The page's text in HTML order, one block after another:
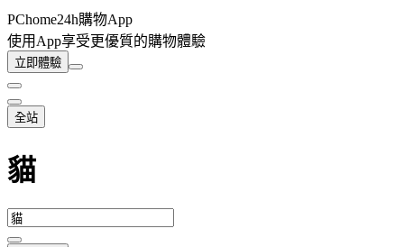
PChome24h購物App
使用App享受更優質的購物體驗
立即體驗
全站
貓